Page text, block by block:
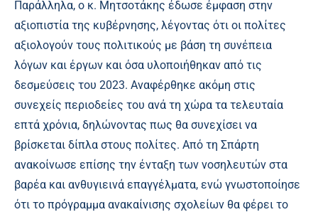
Παράλληλα, ο κ. Μητσοτάκης έδωσε έμφαση στην
αξιοπιστία της κυβέρνησης, λέγοντας ότι οι πολίτες
αξιολογούν τους πολιτικούς με βάση τη συνέπεια
λόγων και έργων και όσα υλοποιήθηκαν από τις
δεσμεύσεις του 2023. Αναφέρθηκε ακόμη στις
συνεχείς περιοδείες του ανά τη χώρα τα τελευταία
επτά χρόνια, δηλώνοντας πως θα συνεχίσει να
βρίσκεται δίπλα στους πολίτες. Από τη Σπάρτη
ανακοίνωσε επίσης την ένταξη των νοσηλευτών στα
βαρέα και ανθυγιεινά επαγγέλματα, ενώ γνωστοποίησε
ότι το πρόγραμμα ανακαίνισης σχολείων θα φέρει το